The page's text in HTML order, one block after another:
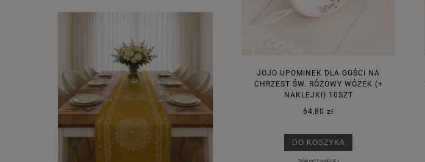
JOJO UPOMINEK DLA GOŚCI NA
CHRZEST ŚW. RÓŻOWY WÓZEK (+
NAKLEJKI) 10SZT
64,80 zł
DO KOSZYKA